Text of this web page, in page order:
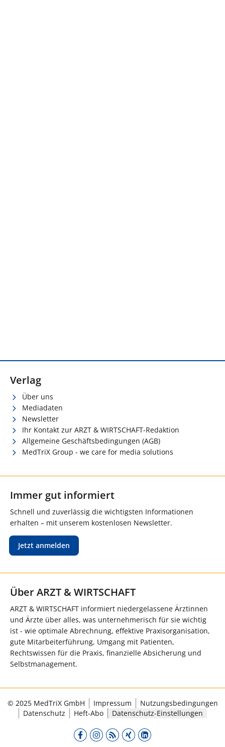
Verlag
Über uns
Mediadaten
Newsletter
Ihr Kontakt zur ARZT & WIRTSCHAFT-Redaktion
Allgemeine Geschäftsbedingungen (AGB)
MedTriX Group - we care for media solutions
Immer gut informiert
Schnell und zuverlässig die wichtigsten Informationen
erhalten – mit unserem kostenlosen Newsletter.
Jetzt anmelden
Über ARZT & WIRTSCHAFT
ARZT & WIRTSCHAFT informiert niedergelassene Ärztinnen
und Ärzte über alles, was unternehmerisch für sie wichtig
ist - wie optimale Abrechnung, effektive Praxisorganisation,
gute Mitarbeiterführung, Umgang mit Patienten,
Rechtswissen für die Praxis, finanzielle Absicherung und
Selbstmanagement.
© 2025 MedTriX GmbH Impressum
Nutzungsbedingungen
Datenschutz
Heft-Abo Datenschutz-Einstellungen